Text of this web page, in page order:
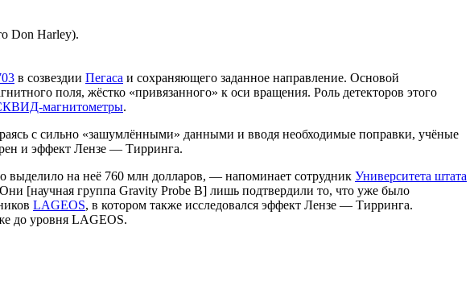
в созвездии Пегаса и сохраняющего заданное направление. Основой
поля, жёстко «привязанного» к оси вращения. Роль детекторов этого
магнитометры.
с сильно «зашумлёнными» данными и вводя необходимые поправки, учёные
и эффект Лензе — Тирринга.
выделило на неё 760 млн долларов, — напоминает сотрудник Университета штата
[научная группа Gravity Probe B] лишь подтвердили то, что уже было
LAGEOS, в котором также исследовался эффект Лензе — Тирринга.
до уровня LAGEOS.